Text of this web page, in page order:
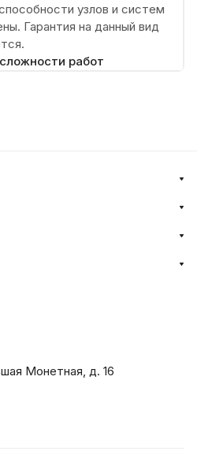
узлов и систем
Гарантия на данный вид
работ
Монетная, д. 16